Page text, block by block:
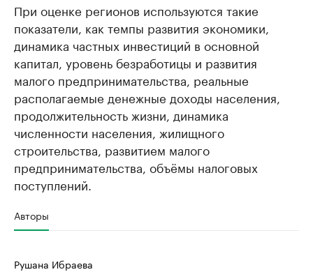
При оценке регионов используются такие
показатели, как темпы развития экономики,
динамика частных инвестиций в основной
капитал, уровень безработицы и развития
малого предпринимательства, реальные
располагаемые денежные доходы населения,
продолжительность жизни, динамика
численности населения, жилищного
строительства, развитием малого
предпринимательства, объёмы налоговых
поступлений.
Авторы
Рушана Ибраева